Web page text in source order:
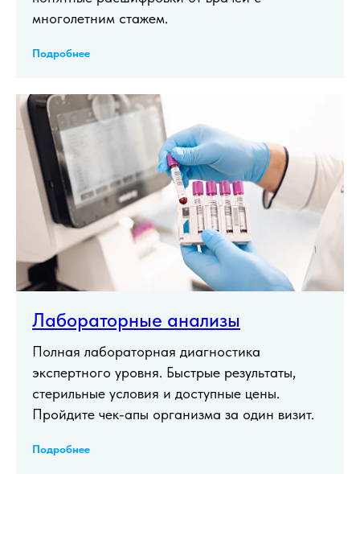
многолетним стажем.
Подробнее
Лабораторные анализы
Полная лабораторная диагностика
экспертного уровня. Быстрые результаты,
стерильные условия и доступные цены.
Пройдите чек-апы организма за один визит.
Подробнее